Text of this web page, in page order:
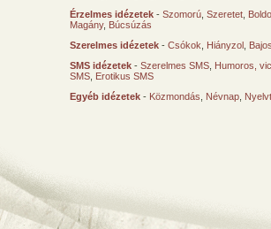
Érzelmes idézetek - Szomorú Szeretet
Magány, Búcsúzás
Szerelmes idézetek - Csókok Hiányzol
SMS idézetek - Szerelmes SMS Humoros,
SMS Erotikus SMS
Egyéb idézetek - Közmondás Névnap